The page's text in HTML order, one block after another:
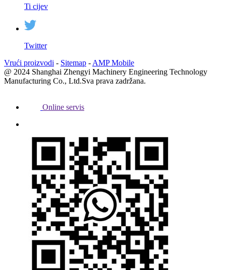
Ti cijev
Twitter
Vrući proizvodi - Sitemap - AMP Mobile
@ 2024 Shanghai Zhengyi Machinery Engineering Technology
Manufacturing Co., Ltd.Sva prava zadržana.
Online servis